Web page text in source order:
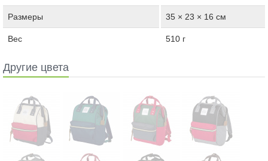
Размеры 35 × 23 × 16 см
Вес 510 г
Другие цвета